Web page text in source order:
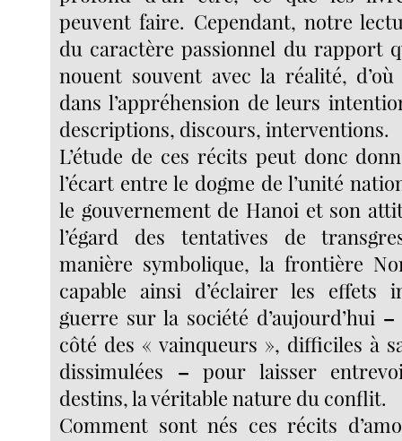
peuvent faire. Cependant, notre
du caractère passionnel du rapport
nouent souvent avec la réalité,
dans l’appréhension de leurs
descriptions, discours, interventions.
L’étude de ces récits peut donc
l’écart entre le dogme de l’unité
le gouvernement de Hanoi et son
l’égard des tentatives de
manière symbolique, la frontière
capable ainsi d’éclairer les effets
guerre sur la société d’aujourd’hui –
côté des « vainqueurs », difficiles à
dissimulées – pour laisser
destins, la véritable nature du conflit.
Comment sont nés ces récits